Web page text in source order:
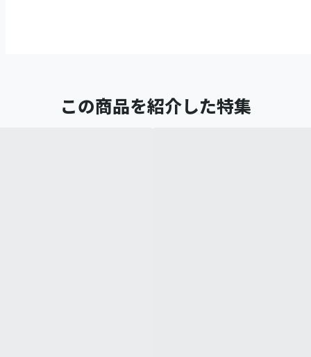
この商品を紹介した特集